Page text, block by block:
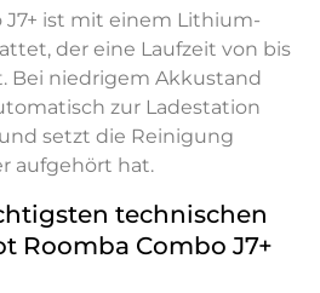
J7+ ist mit einem Lithium-
der eine Laufzeit von bis
Bei niedrigem Akkustand
zur Ladestation
setzt die Reinigung
aufgehört hat.
technischen
Roomba Combo J7+